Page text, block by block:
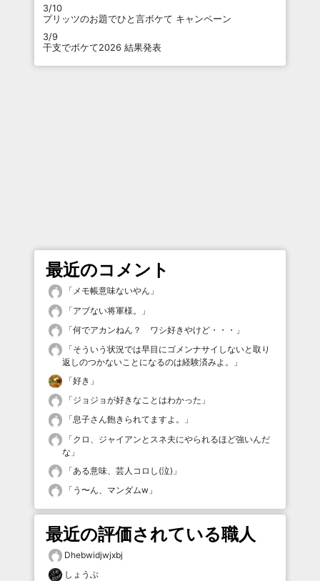
3/10
プリッツのお題でひと言ボケて キャンペーン
3/9
干支でボケて2026 結果発表
最近のコメント
「 メモ帳意味ないやん 」
「アブない将軍様。
」
「何でアカンねん？ ワシ好きやけど・・・ 」
「そういう状況では早目にゴメンナサイしないと取り
返しのつかないことになるのは経験済みよ。
」
「好き 」
「ジョジョが好きなことはわかった 」
「息子さん飽きられてますよ。
」
「クロ、ジャイアンとスネ夫にやられるほど強いんだ
な 」
「ある意味、芸人コロし(泣) 」
「 う〜ん、マンダムw 」
最近の評価されている職人
Dhebwidjwjxbj
しょうぶ